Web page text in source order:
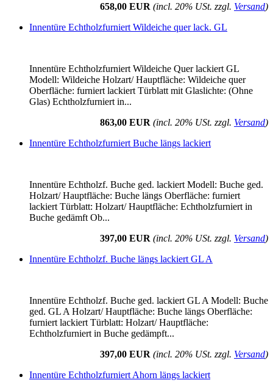
658,00 EUR (incl. 20% USt. zzgl. Versand)
Innentüre Echtholzfurniert Wildeiche quer lack. GL
Innentüre Echtholzfurniert Wildeiche Quer lackiert GL
Modell: Wildeiche Holzart/ Hauptfläche: Wildeiche quer
Oberfläche: furniert lackiert Türblatt mit Glaslichte: (Ohne
Glas) Echtholzfurniert in...
863,00 EUR (incl. 20% USt. zzgl. Versand)
Innentüre Echtholzfurniert Buche längs lackiert
Innentüre Echtholzf. Buche ged. lackiert Modell: Buche ged.
Holzart/ Hauptfläche: Buche längs Oberfläche: furniert
lackiert Türblatt: Holzart/ Hauptfläche: Echtholzfurniert in
Buche gedämft Ob...
397,00 EUR (incl. 20% USt. zzgl. Versand)
Innentüre Echtholzf. Buche längs lackiert GL A
Innentüre Echtholzf. Buche ged. lackiert GL A Modell: Buche
ged. GL A Holzart/ Hauptfläche: Buche längs Oberfläche:
furniert lackiert Türblatt: Holzart/ Hauptfläche:
Echtholzfurniert in Buche gedämpft...
397,00 EUR (incl. 20% USt. zzgl. Versand)
Innentüre Echtholzfurniert Ahorn längs lackiert